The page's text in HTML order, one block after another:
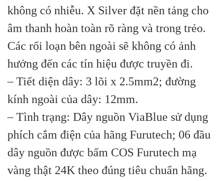
không có nhiễu. X Silver đặt nền tảng cho
âm thanh hoàn toàn rõ ràng và trong trẻo.
Các rối loạn bên ngoài sẽ không có ảnh
hưởng đến các tín hiệu được truyền đi.
– Tiết diện dây: 3 lõi x 2.5mm2; đường
kính ngoài của dây: 12mm.
– Tình trạng: Dây nguồn ViaBlue sử dụng
phích cắm điện của hãng Furutech; 06 đầu
dây nguồn được bấm COS Furutech mạ
vàng thật 24K theo đúng tiêu chuẩn hãng.